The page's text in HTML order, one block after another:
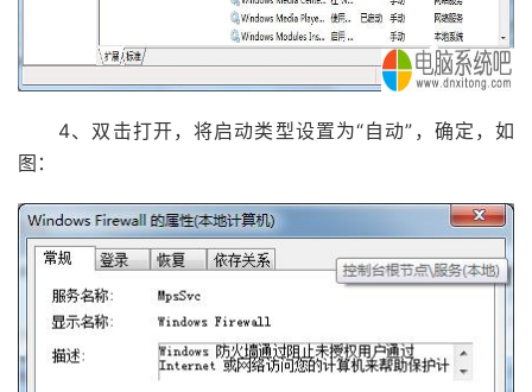
4、双击打开，将启动类型设置为“自动”，确定，如
图：